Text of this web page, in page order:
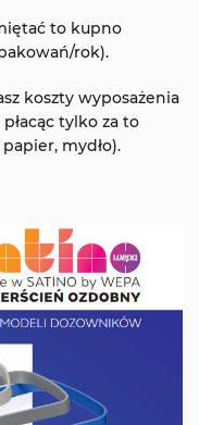
to kupno
rok).
koszty wyposażenia
tylko za to
mydło).